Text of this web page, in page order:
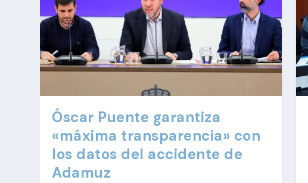
Óscar Puente garantiza
«máxima transparencia» con
los datos del accidente de
Adamuz